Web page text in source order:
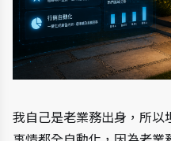
我自己是老業務出身，所以